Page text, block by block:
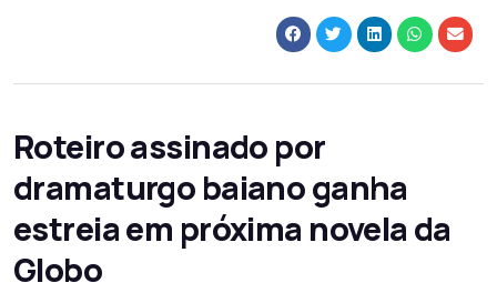
Roteiro assinado por
dramaturgo baiano ganha
estreia em próxima novela da
Globo